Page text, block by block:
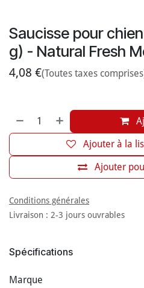
Saucisse pour
g) - Natural Fresh
4,08 €(Toutes taxes
Ajouter
Ajouter à la
Conditions générales
Livraison : 2-3 jours ouvrables
Spécifications
Marque